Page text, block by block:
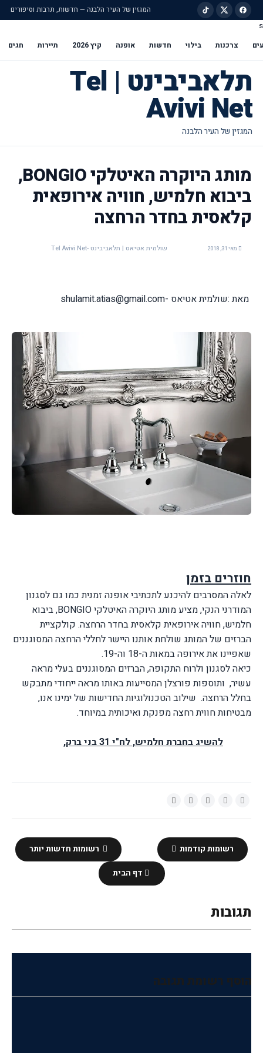
המגזין של העיר הלבנה — חדשות, תרבות וסיפורים
s
צרכנות בילוי חדשות אופנה קיץ 2026 תיירות חגים
תלאביבינט | Tel
Avivi Net
מותג היוקרה האיטלקי BONGIO,
ביבוא חלמיש, חוויה אירופאית
קלאסית בחדר הרחצה
מאי 31, 2018 שולמית אטיאס | תלאביבינט -Tel Avivi Net
מאת :שולמית אטיאס -shulamit.atias@gmail.com
חוזרים בזמן
לאלה המסרבים להיכנע לתכתיבי אופנה זמנית כמו גם לסגנון
המודרני הנקי, מציע מותג היוקרה האיטלקיBONGIO, ביבוא
חלמיש, חוויה אירופאית קלאסית בחדר הרחצה. קולקציית
הברזים של המותג שולחת אותנו היישר לחללי הרחצה המסוגננים
שאפיינו את אירופה במאות ה-18 וה-19.
כיאה לסגנון ולרוח התקופה, הברזים המסוגננים בעלי מראה
עשיר, ותוספות פורצלן המסייעות באותו מראה ייחודי מתבקש
בחלל הרחצה. שילוב הטכנולוגיות החדישות של ימינו אנו,
מבטיחות חווית רחצה מפנקת ואיכותית במיוחד.
להשיג בחברת חלמיש, לח"י 31 בני ברק,
רשומות חדשות יותר רשומות קודמות
דף הבית
תגובות
הוסף רשומת תגובה